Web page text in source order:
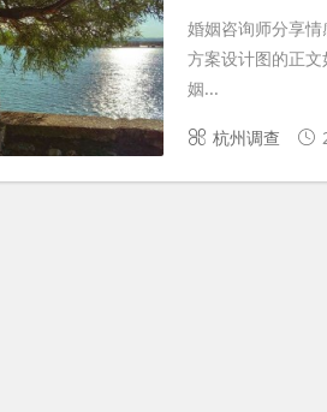
婚姻咨询师分享
方案设计图的正
姻...
杭州调查